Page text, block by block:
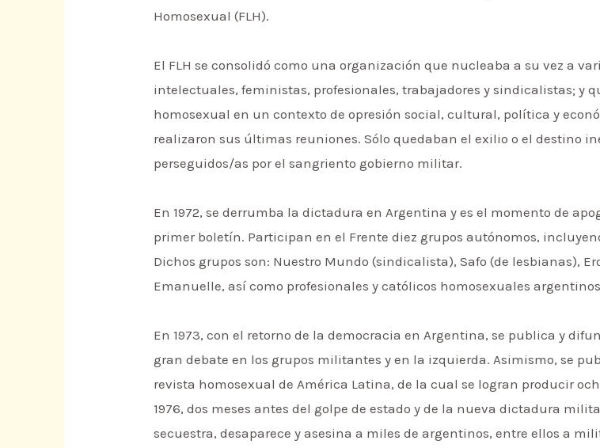
Homosexual (FLH).
El FLH se consolidó como una organización que nucleaba a su vez a
intelectuales, feministas, profesionales, trabajadores y sindicalistas; y
homosexual en un contexto de opresión social, cultural, política y
realizaron sus últimas reuniones. Sólo quedaban el exilio o el destino
perseguidos/as por el sangriento gobierno militar.
En 1972, se derrumba la dictadura en Argentina y es el momento de
primer boletín. Participan en el Frente diez grupos autónomos,
Dichos grupos son: Nuestro Mundo (sindicalista), Safo (de lesbianas),
Emanuelle, así como profesionales y católicos homosexuales
En 1973, con el retorno de la democracia en Argentina, se publica y
gran debate en los grupos militantes y en la izquierda. Asimismo, se
revista homosexual de América Latina, de la cual se logran producir
1976, dos meses antes del golpe de estado y de la nueva dictadura
secuestra, desaparece y asesina a miles de argentinos, entre ellos a